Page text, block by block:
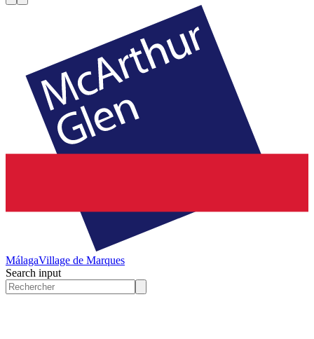
MálagaVillage de Marques
Search input